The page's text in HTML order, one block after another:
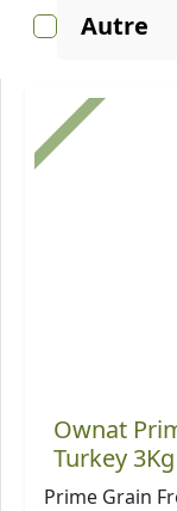
Autre
Ownat
Turkey 3Kg
Prime Grain